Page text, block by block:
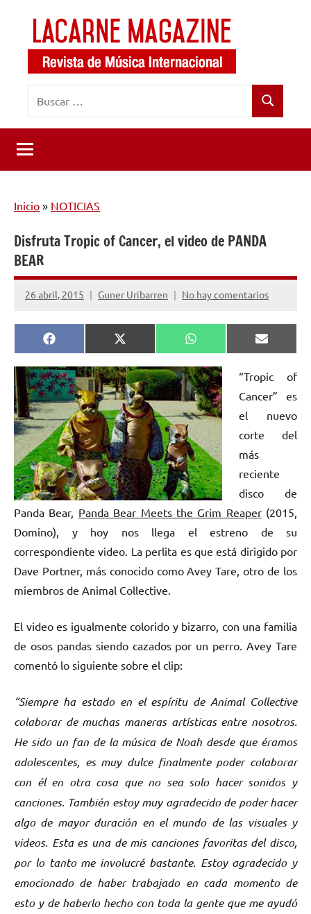
contenido
LaCarne
Magazine
de
música
internacional
Buscar
Inicio » NOTICIAS
Disfruta Tropic of Cancer, el video de PANDA
BEAR
26 abril, 2015 Guner Uribarren No hay comentarios
Compartir
en
Facebook
Compartir
en
X
(Twitter)
Compartir
en
WhatsApp
en
Email
“Tropic of
Cancer” es
el nuevo
corte del
más
reciente
disco de
Panda Bear, Panda Bear Meets the Grim Reaper(2015,
Domino), y hoy nos llega el estreno de su
correspondiente video. La perlita es que está dirigido por
Dave Portner, más conocido como Avey Tare, otro de los
miembros de Animal Collective.
El video es igualmente colorido y bizarro, con una familia
de osos pandas siendo cazados por un perro. Avey Tare
comentó lo siguiente sobre el clip:
“Siempre ha estado en el espíritu de Animal Collective
colaborar de muchas maneras artísticas entre nosotros.
He sido un fan de la música de Noah desde que éramos
adolescentes, es muy dulce finalmente poder colaborar
con él en otra cosa que no sea solo hacer sonidos y
canciones. También estoy muy agradecido de poder hacer
algo de mayor duración en el mundo de las visuales y
videos. Esta es una de mis canciones favoritas del disco,
por lo tanto me involucré bastante. Estoy agradecido y
emocionado de haber trabajado en cada momento de
esto y de haberlo hecho con toda la gente que me ayudó